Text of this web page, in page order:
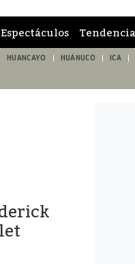
Espectáculos Tendencia
HUANCAYO HUÁNUCO ICA